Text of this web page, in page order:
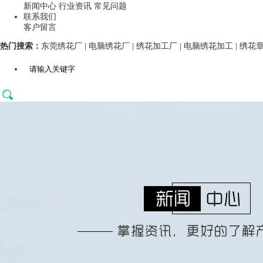
新闻中心 行业资讯 常见问题
联系我们
客户留言
热门搜索： 东莞绣花厂 电脑绣花厂 绣花加工厂 电脑绣花加工 绣花